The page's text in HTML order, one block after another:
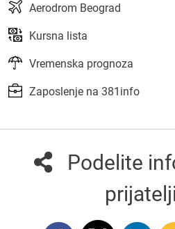
Aerodrom Beograd
Kursna lista
Vremenska prognoza
Zaposlenje na 381info
Podelite